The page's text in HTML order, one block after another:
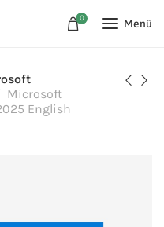
0 Menü
Microsoft
English